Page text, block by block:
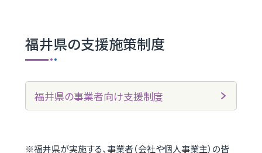
福井県の支援施策制度
福井県の事業者向け支援制度
福井県が実施する、事業者（会社や個人事業主）の皆